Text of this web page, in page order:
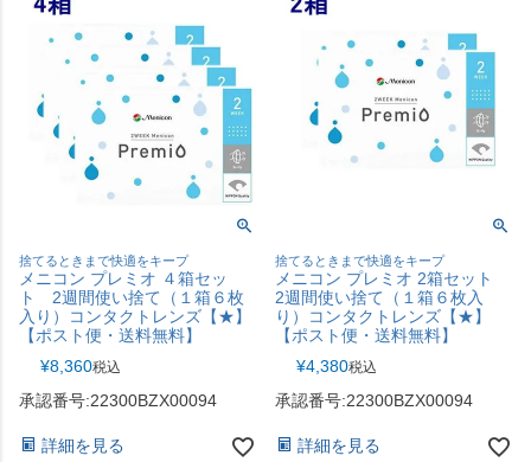
捨てるときまで快適をキープ
メニコン プレミオ ４箱セッ
ト 2週間使い捨て（１箱６枚
入り）コンタクトレンズ【★】
【ポスト便・送料無料】
¥8,360税込
承認番号:22300BZX00094
詳細を見る
捨てるときまで快適をキープ
メニコン プレミオ 2箱セット
2週間使い捨て（１箱６枚入
り）コンタクトレンズ【★】
【ポスト便・送料無料】
¥4,380税込
承認番号:22300BZX00094
詳細を見る